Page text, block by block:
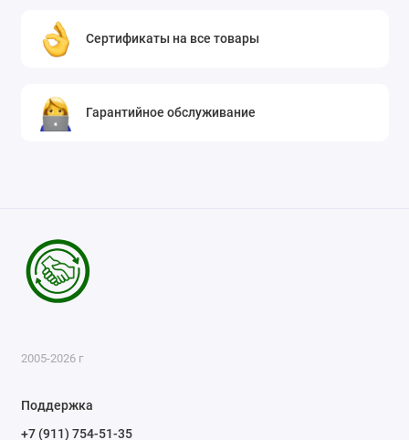
Сертификаты на все товары
Гарантийное обслуживание
2005-2026 г
Поддержка
+7 (911) 754-51-35